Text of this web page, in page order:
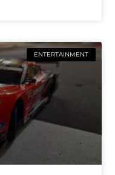
ENTERTAINMENT